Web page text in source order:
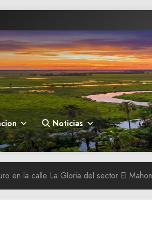
Noticias
en la calle La Gloria del sector El